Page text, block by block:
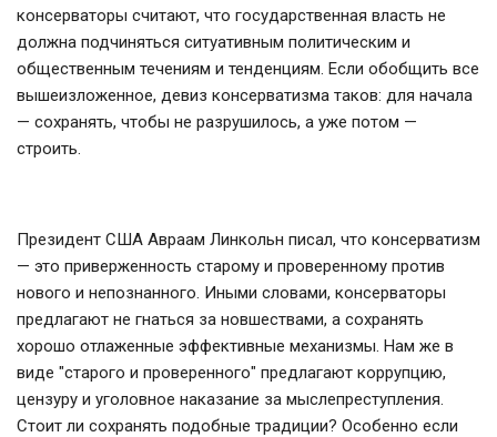
консерваторы считают, что государственная власть не
должна подчиняться ситуативным политическим и
общественным течениям и тенденциям. Если обобщить все
вышеизложенное, девиз консерватизма таков: для начала
— сохранять, чтобы не разрушилось, а уже потом —
строить.
Президент США Авраам Линкольн писал, что консерватизм
— это приверженность старому и проверенному против
нового и непознанного. Иными словами, консерваторы
предлагают не гнаться за новшествами, а сохранять
хорошо отлаженные эффективные механизмы. Нам же в
виде "старого и проверенного" предлагают коррупцию,
цензуру и уголовное наказание за мыслепреступления.
Стоит ли сохранять подобные традиции? Особенно если